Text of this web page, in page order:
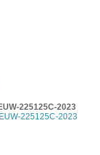
225125C-2023